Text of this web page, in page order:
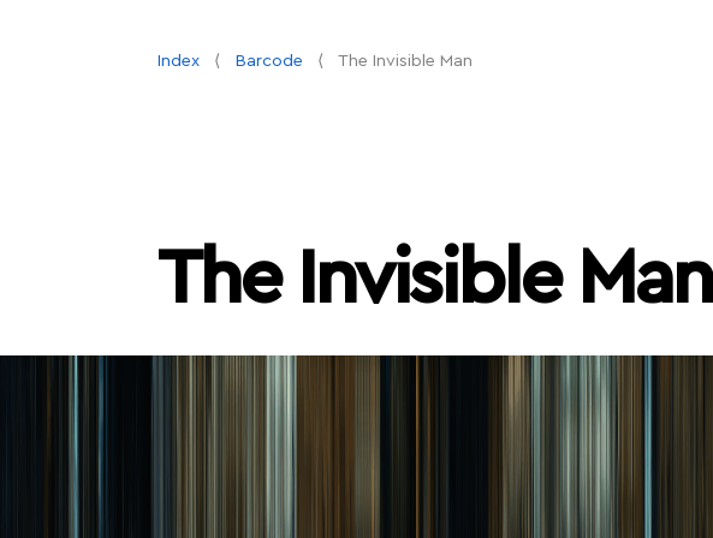
Index Barcode The Invisible Man
The Invisible Man